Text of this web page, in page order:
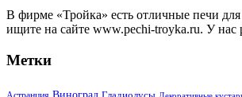
В фирме «Тройка» есть отличные печи
ищите на сайте www.pechi-troyka.ru. У нас
Метки
Виноград